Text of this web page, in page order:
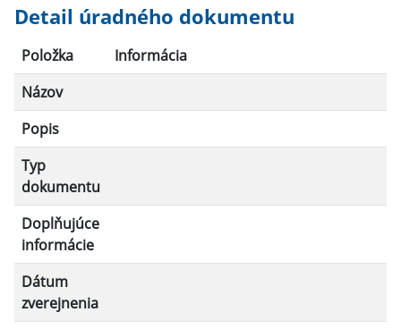
Dátum zverejnenia do:
Detail úradného dokumentu
Položka
Informácia
Názov
Popis
Typ
dokumentu
Doplňujúce
informácie
Dátum
zverejnenia